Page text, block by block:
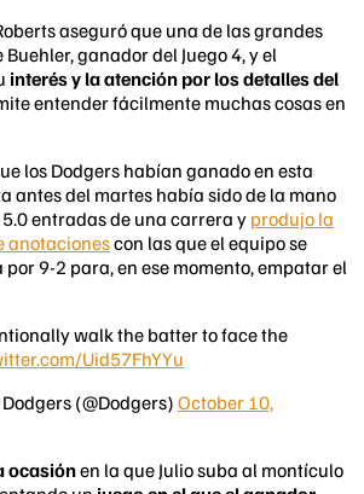
aseguró que una de las grandes
ganador del Juego 4, y el
interés y la atención por los detalles del
entender fácilmente muchas cosas en
los Dodgers habían ganado en esta
antes del martes había sido de la mano
5.0 entradas de una carrera y produjo la
anotacionescon las que el equipo se
9-2 para, en ese momento, empatar el
walk the batter to face the
Uid57FhYYu
(@Dodgers) October 10,
ocasiónen la que Julio suba al montículo